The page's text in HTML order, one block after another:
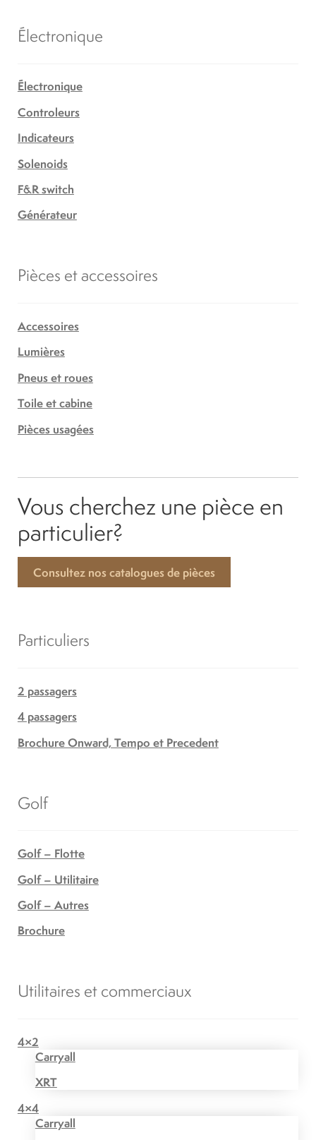
Électronique
Électronique
Controleurs
Indicateurs
Solenoids
F&R switch
Générateur
Pièces et accessoires
Accessoires
Lumières
Pneus et roues
Toile et cabine
Pièces usagées
Vous cherchez une pièce en
particulier?
Consultez nos catalogues de pièces
Particuliers
2 passagers
4 passagers
Brochure Onward, Tempo et Precedent
Golf
Golf – Flotte
Golf – Utilitaire
Golf – Autres
Brochure
Utilitaires et commerciaux
4×2
Carryall
XRT
4×4
Carryall